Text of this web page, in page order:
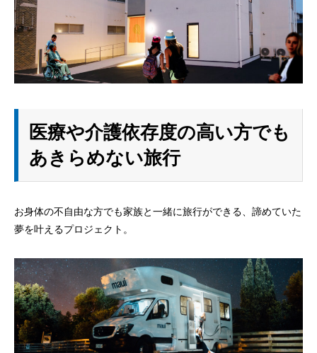
医療や介護依存度の高い方でも
あきらめない旅行
お身体の不自由な方でも家族と一緒に旅行ができる、諦めていた
夢を叶えるプロジェクト。